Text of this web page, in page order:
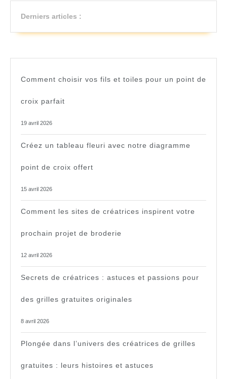
Derniers articles :
Comment choisir vos fils et toiles pour un point de
croix parfait
19 avril 2026
Créez un tableau fleuri avec notre diagramme
point de croix offert
15 avril 2026
Comment les sites de créatrices inspirent votre
prochain projet de broderie
12 avril 2026
Secrets de créatrices : astuces et passions pour
des grilles gratuites originales
8 avril 2026
Plongée dans l’univers des créatrices de grilles
gratuites : leurs histoires et astuces